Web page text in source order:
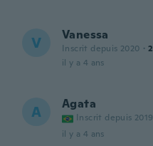
V Vanessa
Inscrit depuis 2020 · 2
il y a 4 ans
A Agata
Inscrit depuis 2019
il y a 4 ans